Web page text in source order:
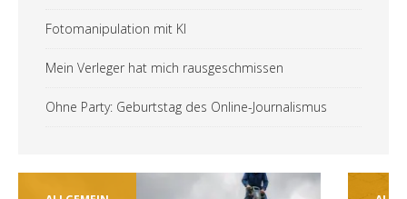
Fotomanipulation mit KI
Mein Verleger hat mich rausgeschmissen
Ohne Party: Geburtstag des Online-Journalismus